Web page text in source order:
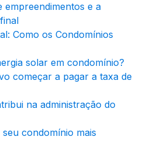
empreendimentos e a
Como os Condomínios
solar em condomínio?
começar a pagar a taxa de
na administração do
condomínio mais